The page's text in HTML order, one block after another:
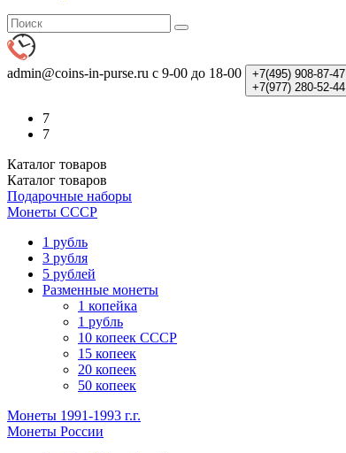
admin@coins-in-purse.ru с 9-00 до 18-00 +7(495) 908-87-47
+7(977) 280-52-44
7
7
Каталог товаров
Каталог товаров
Подарочные наборы
Монеты СССР
1 рубль
3 рубля
5 рублей
Разменные монеты
1 копейка
1 рубль
10 копеек СССР
15 копеек
20 копеек
50 копеек
Монеты 1991-1993 г.г.
Монеты России